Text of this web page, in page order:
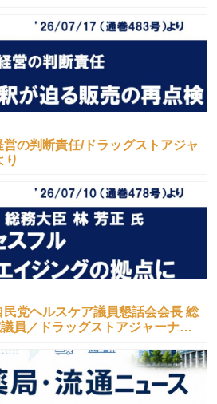
の判断責任/ドラッグストアジャ
り
党ヘルスケア議員懇話会会長 総
員／ドラッグストアジャーナル